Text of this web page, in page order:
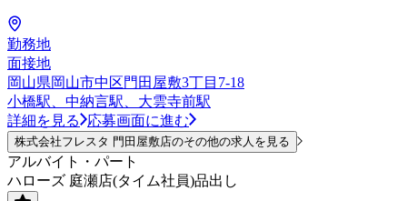
勤務地
面接地
岡山県岡山市中区門田屋敷3丁目7-18
小橋駅、中納言駅、大雲寺前駅
詳細を見る
応募画面に進む
株式会社フレスタ 門田屋敷店のその他の求人を見る
アルバイト・パート
ハローズ 庭瀬店(タイム社員)品出し